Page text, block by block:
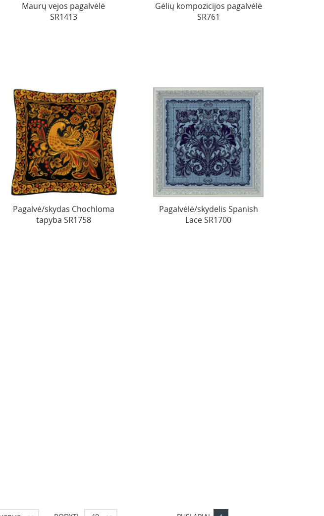
Maurų vejos pagalvėlė
SR1413
Gėlių kompozicijos pagalvėlė
SR761
Pagalvė/skydas Chochloma
tapyba SR1758
Pagalvėlė/skydelis Spanish
Lace SR1700